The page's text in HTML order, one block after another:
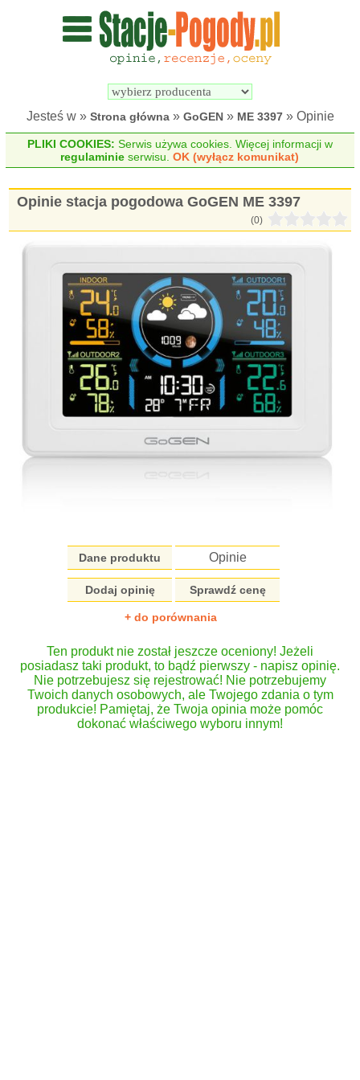
Wyszukiwarka
pogodowych
Jesteś w » Strona główna» GoGEN» ME 3397» Opinie
PLIKI COOKIES: Serwis używa cookies. Więcej informacji w
regulaminie serwisu.OK (wyłącz komunikat)
Opinie stacja pogodowa GoGEN ME 3397
(0)
Dane produktu Opinie
Dodaj opinię Sprawdź cenę
+ do porównania
Ten produkt nie został jeszcze oceniony! Jeżeli
posiadasz taki produkt, to bądź pierwszy - napisz opinię.
Nie potrzebujesz się rejestrować! Nie potrzebujemy
Twoich danych osobowych, ale Twojego zdania o tym
produkcie! Pamiętaj, że Twoja opinia może pomóc
dokonać właściwego wyboru innym!